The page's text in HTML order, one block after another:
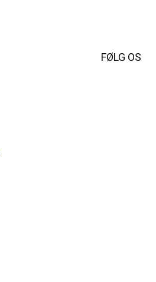
FØLG OS